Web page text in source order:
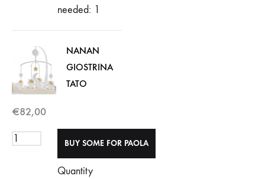
needed: 1
NANAN
GIOSTRINA
TATO
€82,00
Quantity